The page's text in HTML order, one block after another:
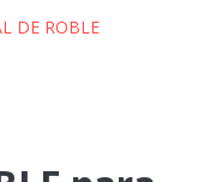
DE ROBLE